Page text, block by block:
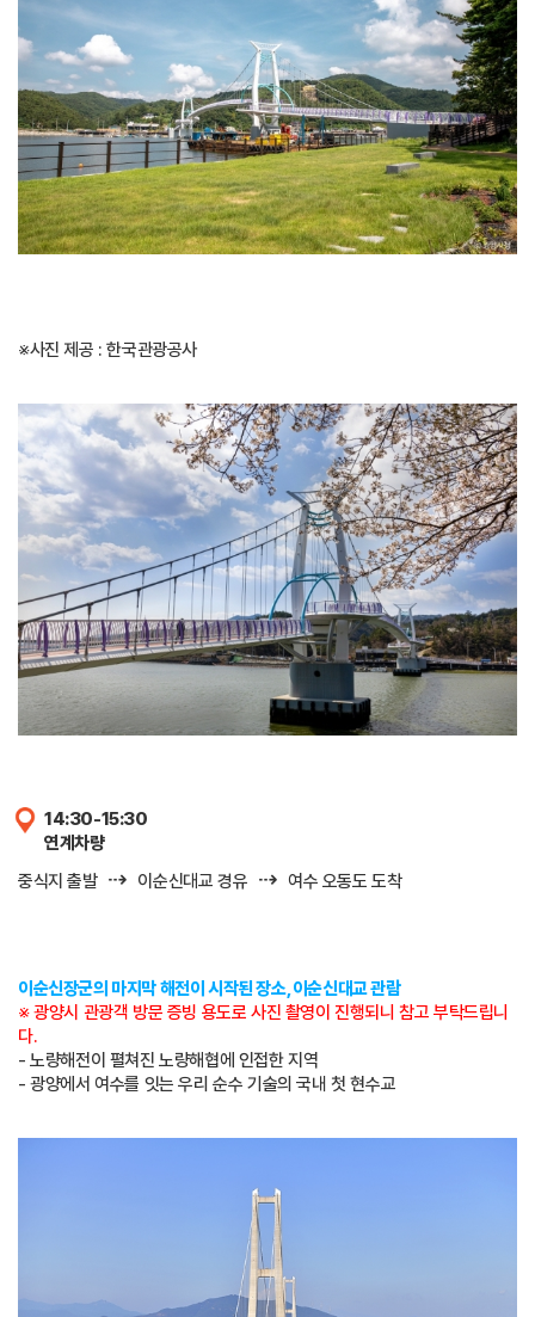
※사진 제공 : 한국관광공사
14:30-15:30
연계차량
중식지 출발 ⇢ 이순신대교 경유 ⇢ 여수 오동도 도착
이순신장군의 마지막 해전이 시작된 장소, 이순신대교 관람
※ 광양시 관광객 방문 증빙 용도로 사진 촬영이 진행되니 참고 부탁드립니
다.
- 노량해전이 펼쳐진 노량해협에 인접한 지역
- 광양에서 여수를 잇는 우리 순수 기술의 국내 첫 현수교